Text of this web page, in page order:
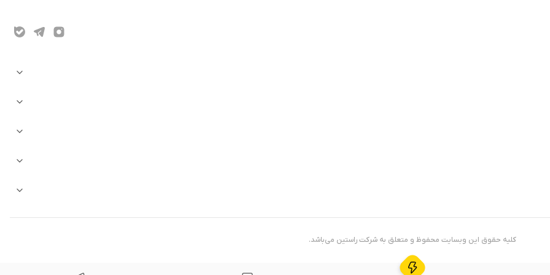
کلیه حقوق این وبسایت محفوظ و متعلق به شرکتراستین می‌باشد.